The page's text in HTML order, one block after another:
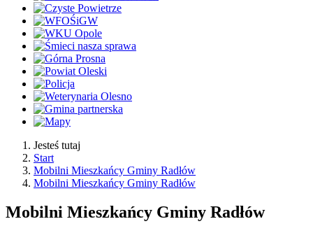
Jesteś tutaj
Start
Mobilni Mieszkańcy Gminy Radłów
Mobilni Mieszkańcy Gminy Radłów
Mobilni Mieszkańcy Gminy Radłów